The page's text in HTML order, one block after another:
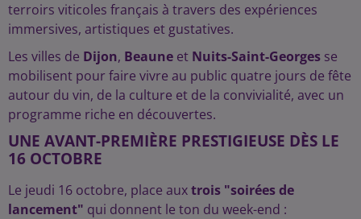
terroirs viticoles français à travers des expériences
immersives, artistiques et gustatives.
Les villes de Dijon, Beaune et Nuits-Saint-Georges se
mobilisent pour faire vivre au public quatre jours de fête
autour du vin, de la culture et de la convivialité, avec un
programme riche en découvertes.
UNE AVANT-PREMIÈRE PRESTIGIEUSE DÈS LE
16 OCTOBRE
Le jeudi 16 octobre, place auxtrois "soirées de
lancement" qui donnent le ton du week-end :